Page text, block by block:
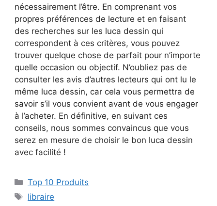
nécessairement l’être. En comprenant vos
propres préférences de lecture et en faisant
des recherches sur les luca dessin qui
correspondent à ces critères, vous pouvez
trouver quelque chose de parfait pour n’importe
quelle occasion ou objectif. N’oubliez pas de
consulter les avis d’autres lecteurs qui ont lu le
même luca dessin, car cela vous permettra de
savoir s’il vous convient avant de vous engager
à l’acheter. En définitive, en suivant ces
conseils, nous sommes convaincus que vous
serez en mesure de choisir le bon luca dessin
avec facilité !
Top 10 Produits
libraire